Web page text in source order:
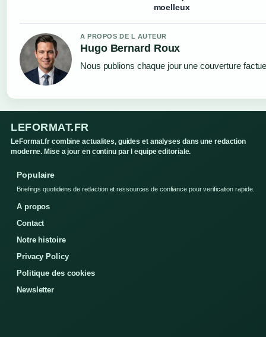
moelleux
A PROPOS DE L AUTEUR
Hugo Bernard Roux
Nous publions chaque jour une couverture
LEFORMAT.FR
LeFormat.fr combine actualites, guides et analyses dans une redaction
moderne. Mise a jour en continu par l equipe editoriale.
Populaire
Briefings quotidiens de redaction et ressources de confiance pour verification rapide.
A propos
Contact
Notre histoire
Privacy Policy
Politique des cookies
Newsletter